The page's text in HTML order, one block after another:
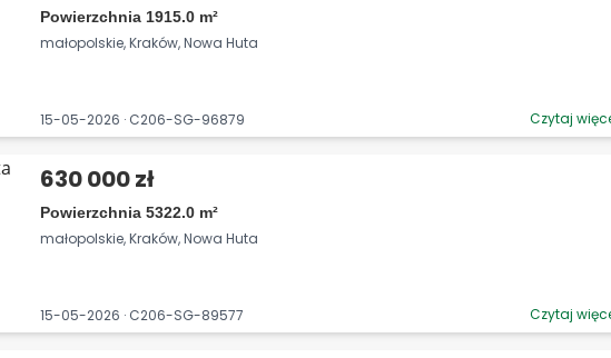
Powierzchnia 1915.0 m²
małopolskie, Kraków, Nowa Huta
15-05-2026 · C206-SG-96879 Czytaj
630 000 zł
Powierzchnia 5322.0 m²
małopolskie, Kraków, Nowa Huta
15-05-2026 · C206-SG-89577 Czytaj